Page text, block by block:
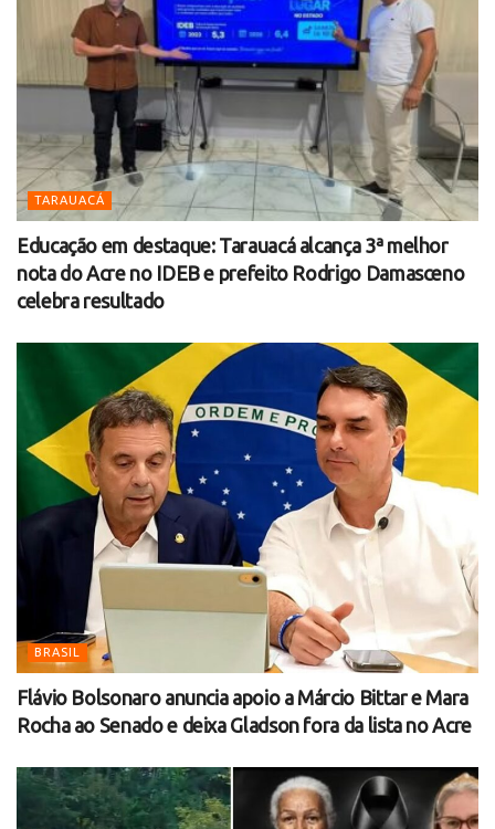
TARAUACÁ
Educação em destaque: Tarauacá alcança 3ª melhor
nota do Acre no IDEB e prefeito Rodrigo Damasceno
celebra resultado
BRASIL
Flávio Bolsonaro anuncia apoio a Márcio Bittar e Mara
Rocha ao Senado e deixa Gladson fora da lista no Acre